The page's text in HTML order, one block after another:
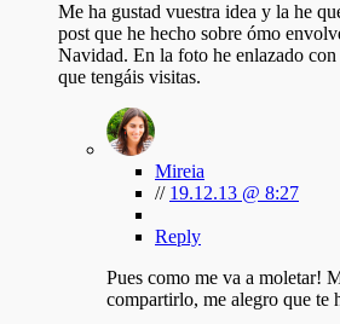
Me ha gustad vuestra idea y la he
post que he hecho sobre ómo
Navidad. En la foto he enlazado con
que tengáis visitas.
Mireia
// 19.12.13 @ 8:27
Reply
Pues como me va a moletar!
compartirlo, me alegro que te